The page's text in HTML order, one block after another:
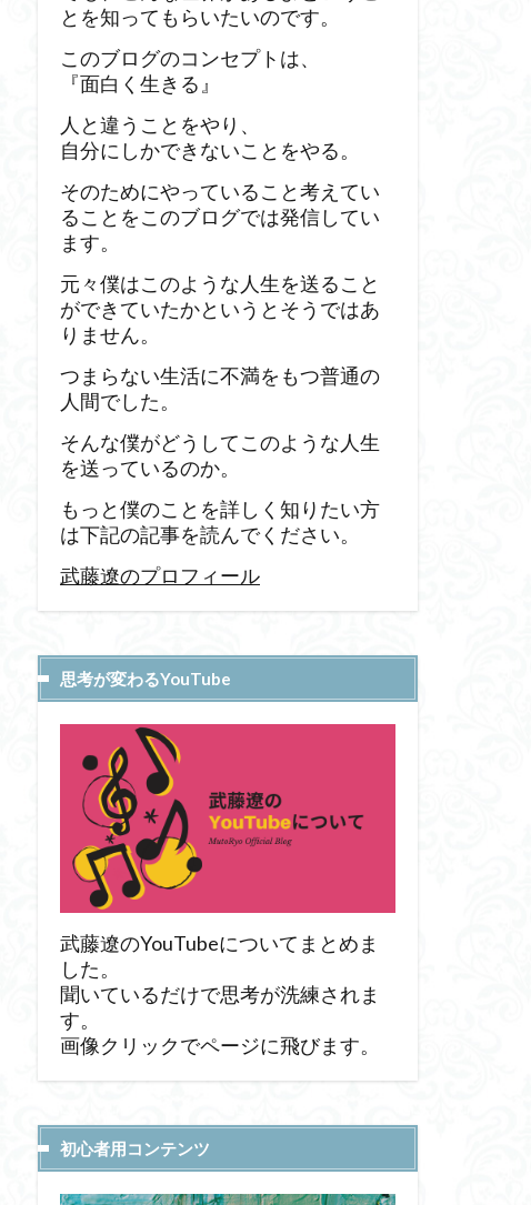
とを知ってもらいたいのです。
このブログのコンセプトは、
『面白く生きる』
人と違うことをやり、
自分にしかできないことをやる。
そのためにやっていること考えてい
ることをこのブログでは発信してい
ます。
元々僕はこのような人生を送ること
ができていたかというとそうではあ
りません。
つまらない生活に不満をもつ普通の
人間でした。
そんな僕がどうしてこのような人生
を送っているのか。
もっと僕のことを詳しく知りたい方
は下記の記事を読んでください。
武藤遼のプロフィール
思考が変わるYouTube
武藤遼のYouTubeについてまとめま
した。
聞いているだけで思考が洗練されま
す。
画像クリックでページに飛びます。
初心者用コンテンツ